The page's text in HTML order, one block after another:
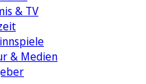
& TV
& Medien